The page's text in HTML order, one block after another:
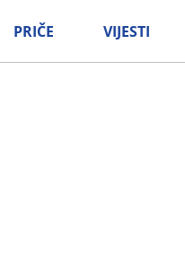
PRIČE VIJESTI